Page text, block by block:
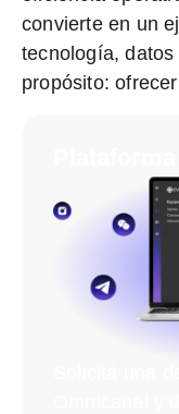
convierte en un
tecnología,
propósito: